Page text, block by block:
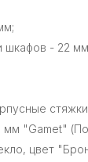
шкафов - 22
мм "Gamet"
цвет